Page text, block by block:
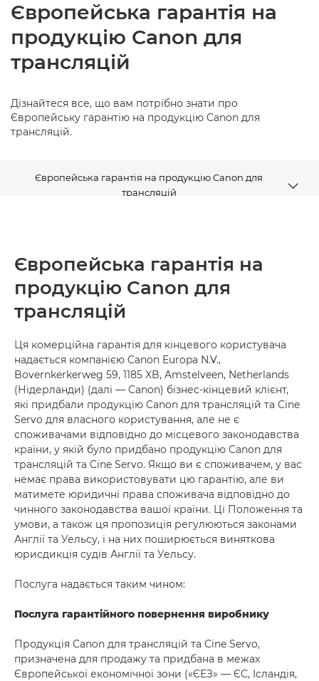
Європейська гарантія на
продукцію Canon для
трансляцій
Дізнайтеся все, що вам потрібно знати про
Європейську гарантію на продукцію Canon для
трансляцій.
Європейська гарантія на продукцію Canon для
трансляцій
Відповіді на поширені запитання
Контактна інформація
Європейська гарантія на
продукцію Canon для
трансляцій
Ця комерційна гарантія для кінцевого користувача
надається компанією Canon Europa N.V.,
Bovernkerkerweg 59, 1185 XB, Amstelveen, Netherlands
(Нідерланди) (далі — Canon) бізнес-кінцевий клієнт,
які придбали продукцію Canon для трансляцій та Cine
Servo для власного користування, але не є
споживачами відповідно до місцевого законодавства
країни, у якій було придбано продукцію Canon для
трансляцій та Cine Servo. Якщо ви є споживачем, у вас
немає права використовувати цю гарантію, але ви
матимете юридичні права споживача відповідно до
чинного законодавства вашої країни. Ці Положення та
умови, а також ця пропозиція регулюються законами
Англії та Уельсу, і на них поширюється виняткова
юрисдикція судів Англії та Уельсу.
Послуга надається таким чином:
Послуга гарантійного повернення виробнику
Продукція Canon для трансляцій та Cine Servo,
призначена для продажу та придбана в межах
Європейської економічної зони («ЄЕЗ» — ЄС, Ісландія,